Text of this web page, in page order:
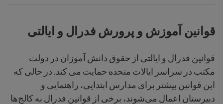
قوانین آموزش و پرورش فدرال و ایالتی
قوانین فدرال و ایالتی از حقوق دانش آموزان در دولت
مکتب در سراسر ایالات متحده حمایت می کند. در حالی که
این قوانین بیشتر برای مدارس ابتدایی، راهنمایی و
دبیرستان اعمال می‌شوند، برخی از قوانین فدرال به کالج‌ها